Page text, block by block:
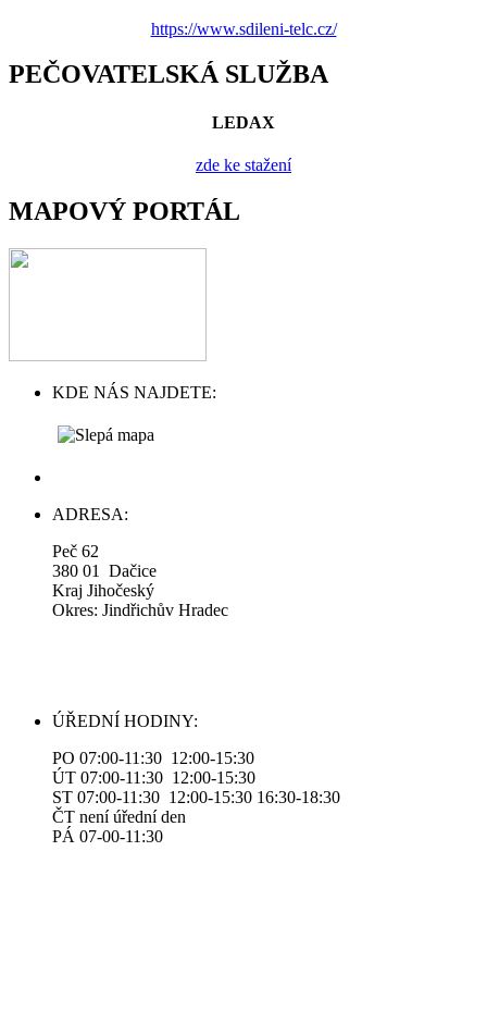
https://www.sdileni-telc.cz/
PEČOVATELSKÁ SLUŽBA
LEDAX
zde ke stažení
MAPOVÝ PORTÁL
KDE NÁS NAJDETE:
ADRESA:
Peč 62
380 01 Dačice
Kraj Jihočeský
Okres: Jindřichův Hradec
ÚŘEDNÍ HODINY:
PO 07:00-11:30 12:00-15:30
ÚT 07:00-11:30 12:00-15:30
ST 07:00-11:30 12:00-15:30 16:30-18:30
ČT není úřední den
PÁ 07-00-11:30